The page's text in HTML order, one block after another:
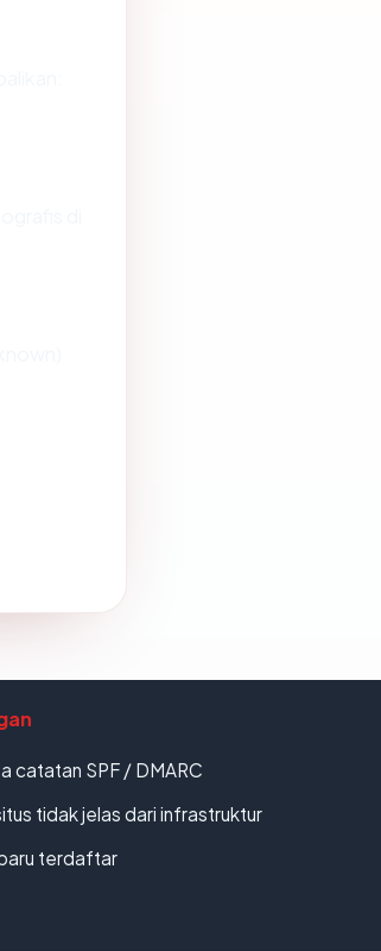
catatan SPF / DMARC
tidak jelas dari infrastruktur
terdaftar